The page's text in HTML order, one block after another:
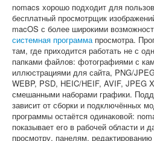
nomacs хорошо подходит для
бесплатный просмотрщик
macOS с более широкими
системная программапросмотра.
там, где приходится работать не с
папками файлов: фотографиями с
иллюстрациями для сайта, PNG/
WEBP, PSD, HEIC/HEIF, AVIF, JPEG
смешанными наборами графики.
зависит от сборки и подключённых
программы остаётся одинаковой:
показывает его в рабочей области и
просмотру, панелям,